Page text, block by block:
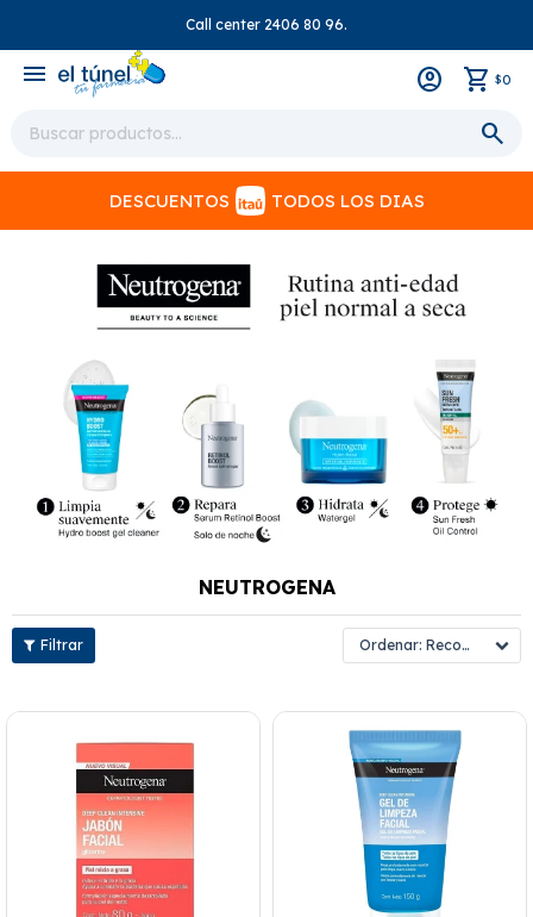
Call center 2406 80 96.
menu $0
DESCUENTOS TODOS LOS DIAS
NEUTROGENA
Recomendados
close